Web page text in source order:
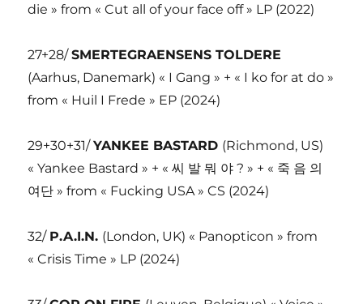
die » from « Cut all of your face off » LP (2022)
27+28/SMERTEGRAENSENS TOLDERE
(Aarhus, Danemark) « I Gang » + « I ko for at do »
from « Huil I Frede » EP (2024)
29+30+31/YANKEE BASTARD (Richmond, US)
« Yankee Bastard » + « 씨 발 뭐 야 ? » + « 죽 음 의
여단 » from « Fucking USA » CS (2024)
32/ P.A.I.N. (London, UK) « Panopticon » from
« Crisis Time » LP (2024)